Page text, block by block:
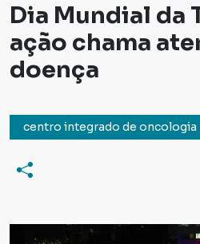
Dia Mundial da
ação chama
doença
centro integrado de oncologia